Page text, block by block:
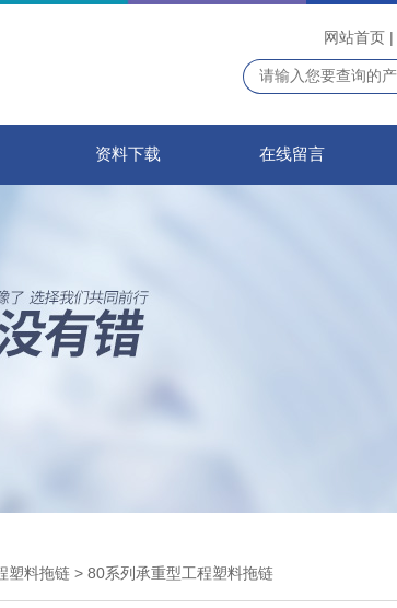
网站首页 |
资料下载 在线留言
塑料拖链 > 80系列承重型工程塑料拖链